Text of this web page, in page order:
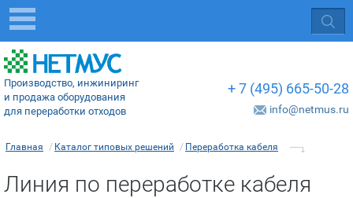
Производство, инжиниринг
и продажа оборудования
для переработки отходов
+ 7 (495) 665-50-28
info@netmus.ru
Главная / Каталог типовых решений / Переработка кабеля
Линия по переработке кабеля